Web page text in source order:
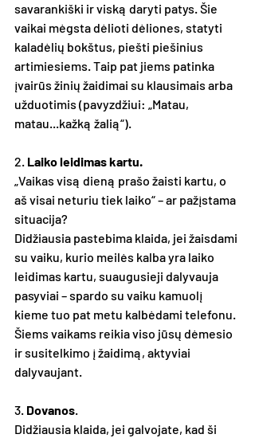
savarankiški ir viską daryti patys. Šie
vaikai mėgsta dėlioti dėliones, statyti
kaladėlių bokštus, piešti piešinius
artimiesiems. Taip pat jiems patinka
įvairūs žinių žaidimai su klausimais arba
užduotimis (pavyzdžiui: „Matau,
matau...kažką žalią“).
2. Laiko leidimas kartu.
„Vaikas visą dieną prašo žaisti kartu, o
aš visai neturiu tiek laiko“ – ar pažįstama
situacija?
Didžiausia pastebima klaida, jei žaisdami
su vaiku, kurio meilės kalba yra laiko
leidimas kartu, suaugusieji dalyvauja
pasyviai – spardo su vaiku kamuolį
kieme tuo pat metu kalbėdami telefonu.
Šiems vaikams reikia viso jūsų dėmesio
ir susitelkimo į žaidimą, aktyviai
dalyvaujant.
3. Dovanos.
Didžiausia klaida, jei galvojate, kad ši